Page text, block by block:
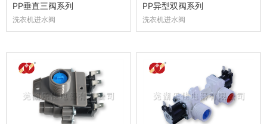
PP垂直三阀系列
洗衣机进水阀
PP异型双阀系列
洗衣机进水阀